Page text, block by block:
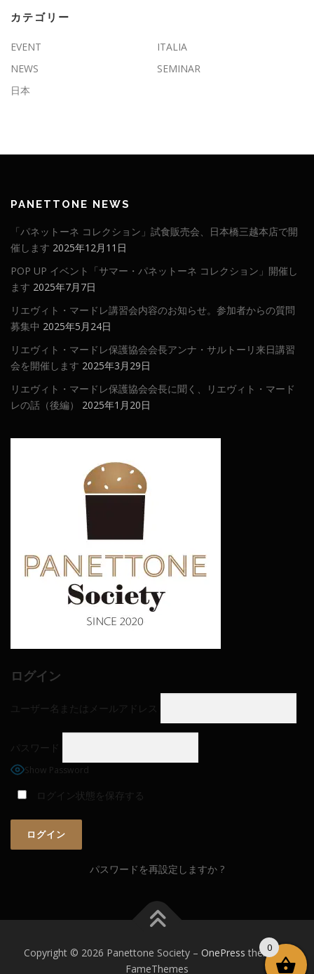
カテゴリー
EVENT
ITALIA
NEWS
SEMINAR
日本
PANETTONE NEWS
「パネットーネ コレクション」試食販売会、日本橋三越本店で開
催します 2025年12月11日
POP UP イベント「サマー・パネットーネ コレクション」開催し
ます 2025年7月7日
リエヴィト・マードレ講習会内容のお知らせ。参加者からの質問
募集中 2025年5月24日
リエヴィト・マードレ保護協会会長アンナ・サルトーリ来日講習
会を開催します 2025年3月29日
リエヴィト・マードレ保護協会会長に聞く、リエヴィト・マード
レの話（後編）
2025年1月20日
ログイン
ユーザー名またはメールアドレス
パスワード
Show Password
ログイン状態を保存する
パスワードを再設定しますか ?
Copyright © 2026 Panettone Society – OnePress theme by
FameThemes
0